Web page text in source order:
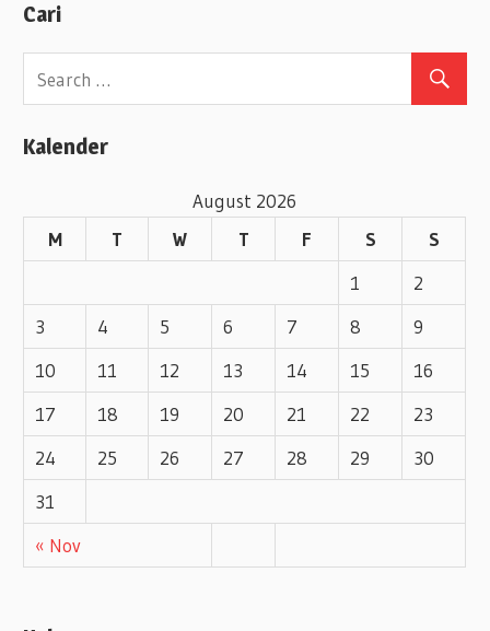
t
e
r
Cari
Kalender
August 2026
M
T W T F S S
« Nov
1
2
3
4 5 6 7 8
9
10
11 12 13 14 15
16
17
18 19 20 21 22
23
24
25 26 27 28 29
30
31